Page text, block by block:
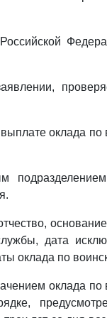
оклада по
дата
оклада по
оклада по